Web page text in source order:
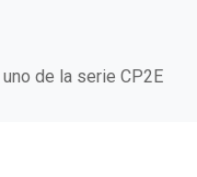
de la serie CP2E